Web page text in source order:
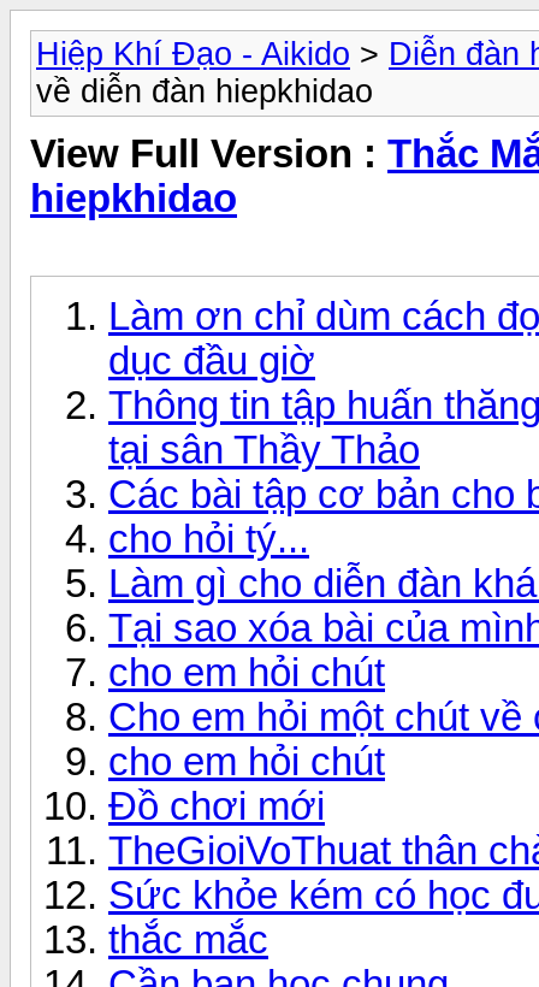
Hiệp Khí Đạo - Aikido > Diễn đàn
về diễn đàn hiepkhidao
View Full Version : Thắc
hiepkhidao
Làm ơn chỉ dùm cách
dục đầu giờ
Thông tin tập huấn
tại sân Thầy Thảo
Các bài tập cơ bản cho
cho hỏi tý...
Làm gì cho diễn đàn
Tại sao xóa bài của
cho em hỏi chút
Cho em hỏi một chút về
cho em hỏi chút
Đồ chơi mới
TheGioiVoThuat thân
Sức khỏe kém có học
thắc mắc